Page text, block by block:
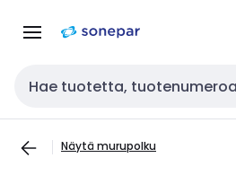
navigointiinsisältöön
Haku
Näytä murupolku